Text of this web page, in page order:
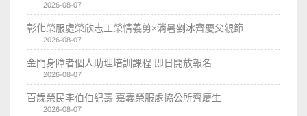
2026-08-07
彰化榮服處榮欣志工榮情義剪×消暑剉冰齊慶父親節
2026-08-07
金門身障者個人助理培訓課程 即日開放報名
2026-08-07
百歲榮民李伯伯紀壽 嘉義榮服處協公所齊慶生
2026-08-07